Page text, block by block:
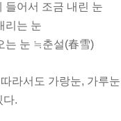
들어서 조금 내린 눈
리는 눈
는 눈 ≒춘설(春雪)
라서도 가랑눈, 가루
다.